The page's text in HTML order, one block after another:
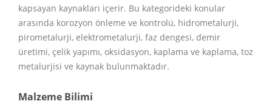
kapsayan kaynakları içerir. Bu kategorideki konular
arasında korozyon önleme ve kontrolü, hidrometalurji,
pirometalurji, elektrometalurji, faz dengesi, demir
üretimi, çelik yapımı, oksidasyon, kaplama ve kaplama, toz
metalurjisi ve kaynak bulunmaktadır.
Malzeme Bilimi